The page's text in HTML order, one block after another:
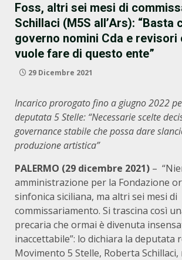
Foss, altri sei mesi di
Schillaci (M5S all’Ars): “Basta
governo nomini Cda e revisori
vuole fare di questo ente”
29 Dicembre 2021
Incarico prorogato fino a giugno 2022
deputata 5 Stelle: “Necessarie scelte
governance stabile che possa dare
produzione artistica”
PALERMO (29 dicembre 2021) –
amministrazione per la Fondazione
sinfonica siciliana, ma altri sei mesi di
commissariamento. Si trascina così
precaria che ormai è divenuta
inaccettabile”: lo dichiara la deputata
Movimento 5 Stelle, Roberta Schillaci,